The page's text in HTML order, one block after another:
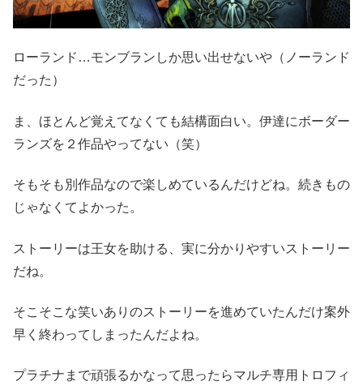
ローランド…モンブランしか思い出せないや（ノーランド
だった）
ま、ほとんど覚えてなくても結構面白い。伊達にボーダー
ランズを２作品やってない（笑）
そもそも別作品なので楽しめているんだけどね。続きもの
じゃなくてよかった。
ストーリーは王女を助ける、実に分かりやすいストーリー
だね。
そこそこな笑いありのストーリーを進めていたんだけ案外
早く終わってしまったんだよね。
プラチナまで頑張るかなって思ったらマルチ専用トロフィ